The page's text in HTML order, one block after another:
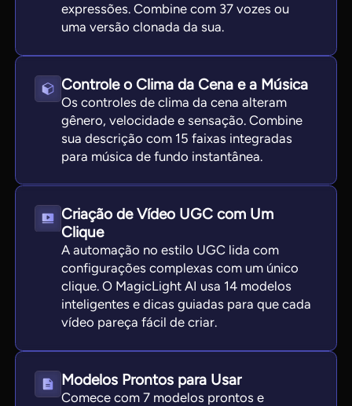
expressões. Combine com 37 vozes ou
uma versão clonada da sua.
Controle o Clima da Cena e a Música
Os controles de clima da cena alteram
gênero, velocidade e sensação. Combine
sua descrição com 15 faixas integradas
para música de fundo instantânea.
Criação de Vídeo UGC com Um
Clique
A automação no estilo UGC lida com
configurações complexas com um único
clique. O MagicLight AI usa 14 modelos
inteligentes e dicas guiadas para que cada
vídeo pareça fácil de criar.
Modelos Prontos para Usar
Comece com 7 modelos prontos e